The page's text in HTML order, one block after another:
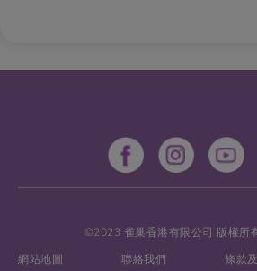
©2023 雀巢香港有限公司 版權所
網站地圖
聯絡我們 條款